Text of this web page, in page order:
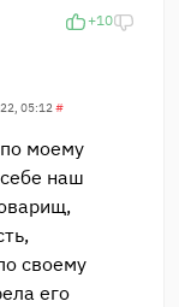
+10
05:12#
моему
наш
своему
его